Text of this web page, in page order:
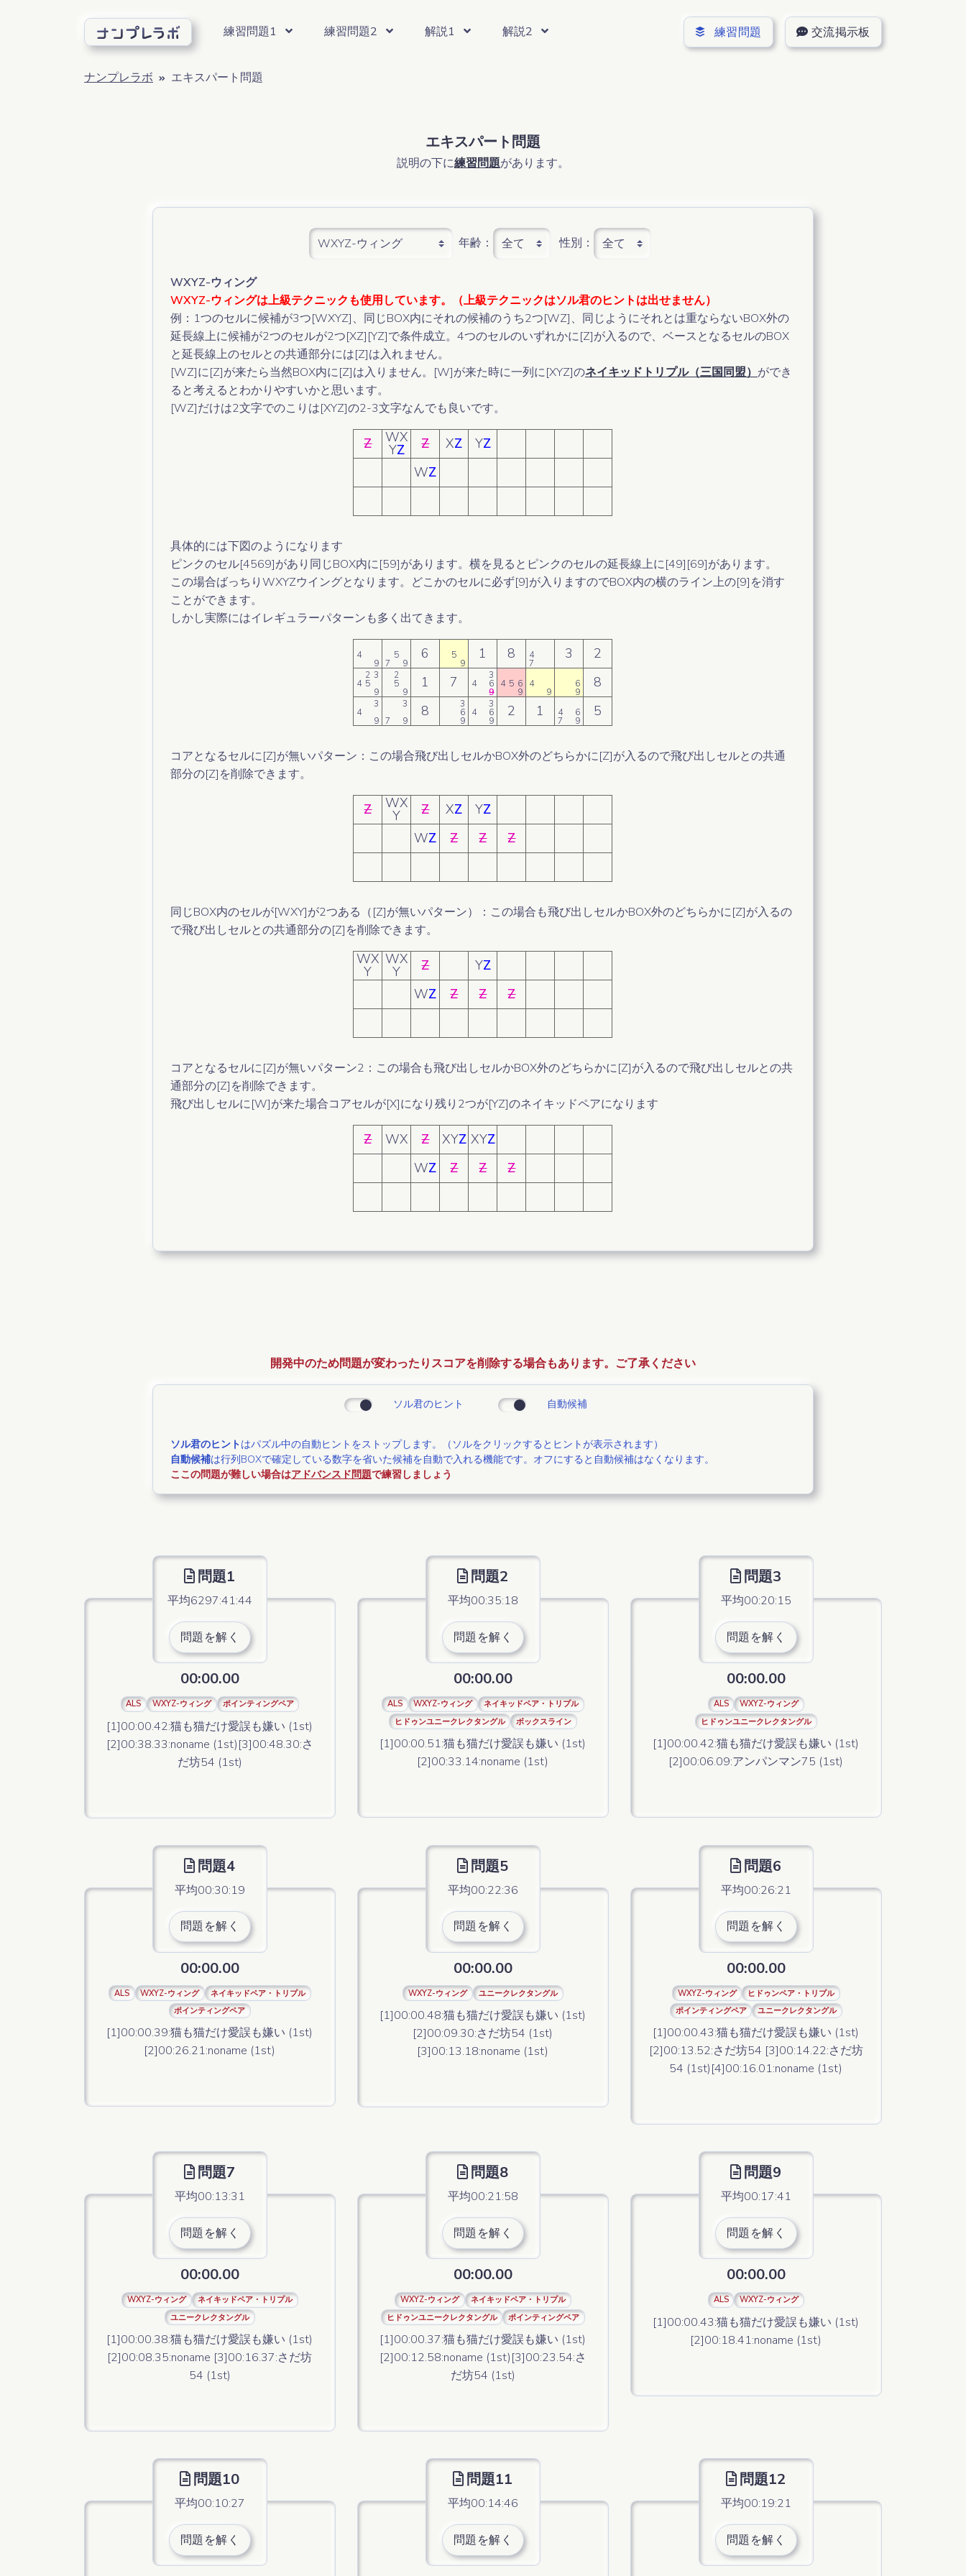
練習問題1
トレーニング問題
単一候補（シングルカンディデート）
ネイキッドペア・トリプル（二国同盟・三国同盟）
ヒドゥンペア・トリプル（隠れ二国同盟・隠れ三国同盟）
ネイキッドクアッド（四国同盟）
ヒドゥンクアッド（隠れ四国同盟）
ポインティングペア
ボックスライン
X-ウィング
Y-ウィング
ソードフィッシュ
練習問題2
エキスパート問題
ゼリーフィッシュ
拡張ユニークレクタングル
ヒドゥンユニークレクタングル
WXYZ-ウィング
アラインペアエクスクルージョン
グループXサイクル
エンプティレクタングル
フィン付きソードフィッシュ
AIC （オルタネーティング インファレンス チェーン）
ディジット フォーシング チェーン
西尾 フォーシング チェーン
セル フォーシング チェーン
ユニット フォーシング チェーン
解説1
ベーシック問題
ネイキッドクアッド（四国同盟）
ボックスライン
X-ウィング
Y-ウィング
ソードフィッシュ
解説2
エキスパート問題
ゼリーフィッシュ
拡張ユニークレクタングル
ヒドゥンユニークレクタングル
WXYZ-ウィング
アラインペアエクスクルージョン
グループXサイクル
エンプティレクタングル
フィン付きソードフィッシュ
AIC （オルタネーティング インファレンス チェーン）
ディジット フォーシング チェーン
西尾 フォーシング チェーン
セル フォーシング チェーン
ユニット フォーシング チェーン
練習問題 交流掲示板
ナンプレラボ エキスパート問題
エキスパート問題
説明の下に練習問題があります。
年齢： 性別：
WXYZ-ウィング
WXYZ-ウィングは上級テクニックも使用しています。（上級テクニックはソル君のヒントは出せません）
例：1つのセルに候補が3つ[WXYZ]、同じBOX内にそれの候補のうち2つ[WZ]、同じようにそれとは重ならないBOX外の
延長線上に候補が2つのセルが2つ[XZ][YZ]で条件成立。4つのセルのいずれかに[Z]が入るので、ベースとなるセルのBOX
と延長線上のセルとの共通部分には[Z]は入れません。
[WZ]に[Z]が来たら当然BOX内に[Z]は入りません。[W]が来た時に一列に[XYZ]のネイキッドトリプル（三国同盟） ができ
ると考えるとわかりやすいかと思います。
[WZ]だけは2文字でのこりは[XYZ]の2-3文字なんでも良いです。
Z WX
YZ Z XZ YZ
WZ
具体的には下図のようになります
ピンクのセル[4569]があり同じBOX内に[59]があります。横を見るとピンクのセルの延長線上に[49][69]があります。
この場合ばっちりWXYZウイングとなります。どこかのセルに必ず[9]が入りますのでBOX内の横のライン上の[9]を消す
ことができます。
しかし実際にはイレギュラーパターンも多く出てきます。
4
9
5
7 9
6 5
9
1 8 4
7
3 2
2 3
4 5
9
2
5
9
1 7 3
4 6
9
4 5 6
9
4
9
6
9
8
3
4
9
3
7
9
8 3
6
9
3
4 6
9
2 1 4 6
7 9
5
コアとなるセルに[Z]が無いパターン：この場合飛び出しセルかBOX外のどちらかに[Z]が入るので飛び出しセルとの共通
部分の[Z]を削除できます。
Z WX
Y Z XZ YZ
WZ Z Z Z
同じBOX内のセルが[WXY]が2つある（[Z]が無いパターン）：この場合も飛び出しセルかBOX外のどちらかに[Z]が入るの
で飛び出しセルとの共通部分の[Z]を削除できます。
WX
Y
WX
Y Z YZ
WZ Z Z Z
コアとなるセルに[Z]が無いパターン2：この場合も飛び出しセルかBOX外のどちらかに[Z]が入るので飛び出しセルとの共
通部分の[Z]を削除できます。
飛び出しセルに[W]が来た場合コアセルが[X]になり残り2つが[YZ]のネイキッドペアになります
Z WX Z XYZ XYZ
WZ Z Z Z
開発中のため問題が変わったりスコアを削除する場合もあります。ご了承ください
ソル君のヒント 自動候補
ソル君のヒントはパズル中の自動ヒントをストップします。（ソルをクリックするとヒントが表示されます）
自動候補は行列BOXで確定している数字を省いた候補を自動で入れる機能です。オフにすると自動候補はなくなります。
ここの問題が難しい場合はアドバンスド問題で練習しましょう
問題1
平均6297:41:44
問題を解く
00:00.00
ALS WXYZ-ウィング ポインティングペア
[1]00:00.42:猫も猫だけ愛誤も嫌い (1st)
[2]00:38.33:noname (1st)[3]00:48.30:さ
だ坊54 (1st)
問題2
平均00:35:18
問題を解く
00:00.00
ALS WXYZ-ウィング
ネイキッドペア・トリプル
ヒドゥンユニークレクタングル
ボックスライン
[1]00:00.51:猫も猫だけ愛誤も嫌い (1st)
[2]00:33.14:noname (1st)
問題3
平均00:20:15
問題を解く
00:00.00
ALS
WXYZ-ウィング
ヒドゥンユニークレクタングル
[1]00:00.42:猫も猫だけ愛誤も嫌い (1st)
[2]00:06.09:アンパンマン75 (1st)
問題4
平均00:30:19
問題を解く
00:00.00
ALS WXYZ-ウィング
ネイキッドペア・トリプル
ポインティングペア
[1]00:00.39:猫も猫だけ愛誤も嫌い (1st)
[2]00:26.21:noname (1st)
問題5
平均00:22:36
問題を解く
00:00.00
WXYZ-ウィング ユニークレクタングル
[1]00:00.48:猫も猫だけ愛誤も嫌い (1st)
[2]00:09.30:さだ坊54 (1st)
[3]00:13.18:noname (1st)
問題6
平均00:26:21
問題を解く
00:00.00
WXYZ-ウィング
ヒドゥンペア・トリプル
ポインティングペア
ユニークレクタングル
[1]00:00.43:猫も猫だけ愛誤も嫌い (1st)
[2]00:13.52:さだ坊54 [3]00:14.22:さだ坊
54 (1st)[4]00:16.01:noname (1st)
問題7
平均00:13:31
問題を解く
00:00.00
WXYZ-ウィング
ネイキッドペア・トリプル
ユニークレクタングル
[1]00:00.38:猫も猫だけ愛誤も嫌い (1st)
[2]00:08.35:noname [3]00:16.37:さだ坊
54 (1st)
問題8
平均00:21:58
問題を解く
00:00.00
WXYZ-ウィング
ネイキッドペア・トリプル
ヒドゥンユニークレクタングル
ポインティングペア
[1]00:00.37:猫も猫だけ愛誤も嫌い (1st)
[2]00:12.58:noname (1st)[3]00:23.54:さ
だ坊54 (1st)
問題9
平均00:17:41
問題を解く
00:00.00
ALS WXYZ-ウィング
[1]00:00.43:猫も猫だけ愛誤も嫌い (1st)
[2]00:18.41:noname (1st)
問題10
平均00:10:27
問題を解く
問題11
平均00:14:46
問題を解く
問題12
平均00:19:21
問題を解く